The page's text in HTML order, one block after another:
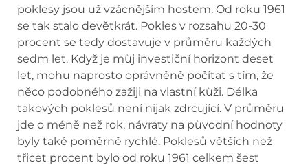
poklesy jsou už vzácnějším hostem. Od roku 1961
se tak stalo devětkrát. Pokles v rozsahu 20-30
procent se tedy dostavuje v průměru každých
sedm let. Když je můj investiční horizont deset
let, mohu naprosto oprávněně počítat s tím, že
něco podobného zažiji na vlastní kůži. Délka
takových poklesů není nijak zdrcující. V průměru
jde o méně než rok, návraty na původní hodnoty
byly také poměrně rychlé. Poklesů větších než
třicet procent bylo od roku 1961 celkem šest